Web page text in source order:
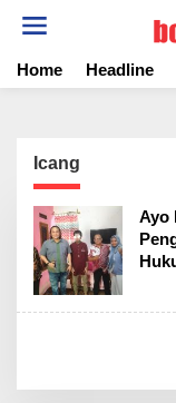
t
Home Headline
Icang
Ayo